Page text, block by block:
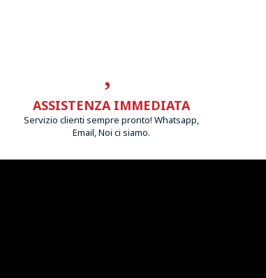
ASSISTENZA IMMEDIATA
Servizio clienti sempre pronto! Whatsapp,
Email, Noi ci siamo.